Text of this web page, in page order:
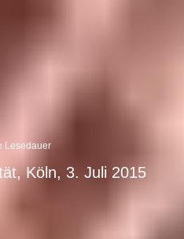
Lesedauer
Köln, 3. Juli 2015